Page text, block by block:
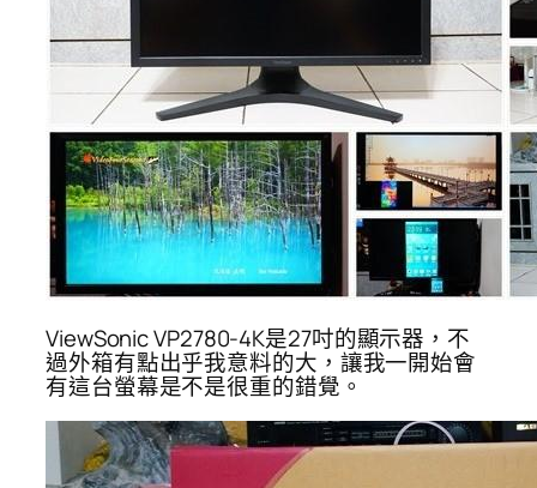
ViewSonic VP2780-4K是27吋的顯示器，不
過外箱有點出乎我意料的大，讓我一開始會
有這台螢幕是不是很重的錯覺。